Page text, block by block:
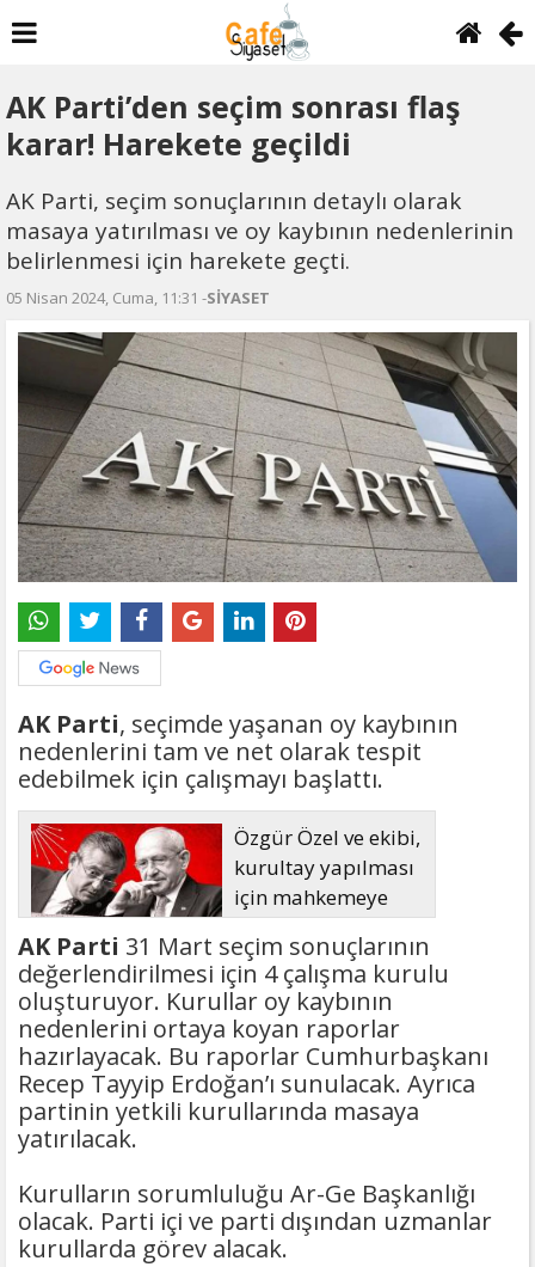
AK Parti’den seçim sonrası flaş
karar! Harekete geçildi
AK Parti, seçim sonuçlarının detaylı olarak
masaya yatırılması ve oy kaybının nedenlerinin
belirlenmesi için harekete geçti.
05 Nisan 2024, Cuma, 11:31 -SİYASET
AK Parti, seçimde yaşanan oy kaybının
nedenlerini tam ve net olarak tespit
edebilmek için çalışmayı başlattı.
Özgür Özel ve ekibi,
kurultay yapılması
için mahkemeye
başvuruyor
AK Parti 31 Mart seçim sonuçlarının
değerlendirilmesi için 4 çalışma kurulu
oluşturuyor. Kurullar oy kaybının
nedenlerini ortaya koyan raporlar
hazırlayacak. Bu raporlar Cumhurbaşkanı
Recep Tayyip Erdoğan’ı sunulacak. Ayrıca
partinin yetkili kurullarında masaya
yatırılacak.
Kurulların sorumluluğu Ar-Ge Başkanlığı
olacak. Parti içi ve parti dışından uzmanlar
kurullarda görev alacak.